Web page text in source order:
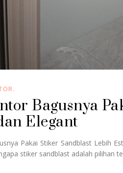
Bagusnya
Elegant
Pakai Stiker Sandblast Lebih
stiker sandblast adalah pilihan